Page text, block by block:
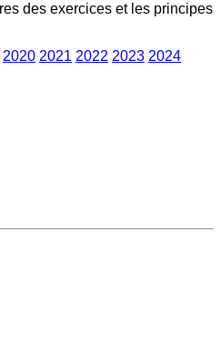
des exercices et les principes
2020 2021 2022 2023 2024